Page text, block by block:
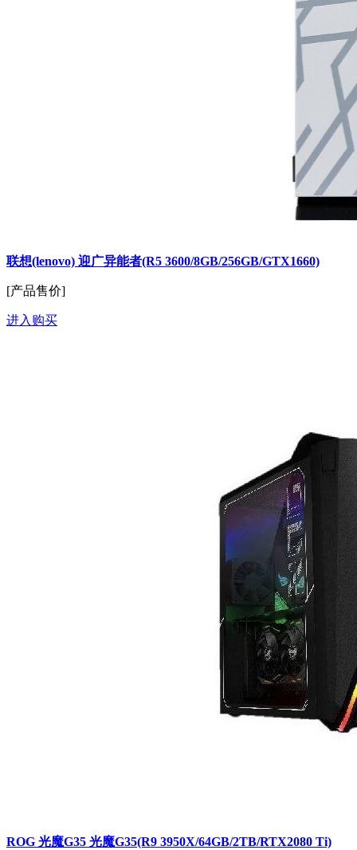
联想(lenovo) 迎广异能者(R5 3600/8GB/256GB/GTX1660)
[产品售价]
进入购买
ROG 光魔G35 光魔G35(R9 3950X/64GB/2TB/RTX2080 Ti)